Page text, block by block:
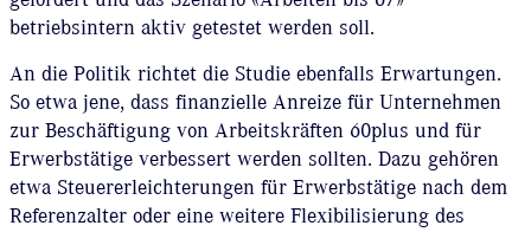
betriebsintern aktiv getestet werden soll.
An die Politik richtet die Studie ebenfalls Erwartungen.
So etwa jene, dass finanzielle Anreize für Unternehmen
zur Beschäftigung von Arbeitskräften 60plus und für
Erwerbstätige verbessert werden sollten. Dazu gehören
etwa Steuererleichterungen für Erwerbstätige nach dem
Referenzalter oder eine weitere Flexibilisierung des